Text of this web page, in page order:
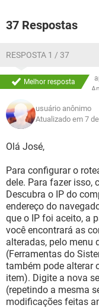
37 Respostas
RESPOSTA 1 / 37
Melhor resposta
usuário anônimo
Atualizado em 7
Olá José,
Para configurar o
dele. Para fazer isso,
Descubra o IP do
endereço do
que o IP foi aceito, a
você encontrará as
alteradas, pelo menu
(Ferramentas do
também pode alterar
item). Digite a nova
(repetindo a mesma
modificações feitas